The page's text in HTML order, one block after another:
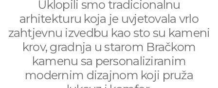
Uklopili smo tradicionalnu
arhitekturu koja je uvjetovala vrlo
zahtjevnu izvedbu kao sto su kameni
krov, gradnja u starom Bračkom
kamenu sa personaliziranim
modernim dizajnom koji pruža